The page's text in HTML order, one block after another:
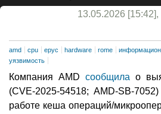
13.05.2026 [15:42],
amd cpu epyc hardware rome
уязвимость
Компания AMD сообщила о
(CVE-2025-54518; AMD-SB-
работе кеша операций/